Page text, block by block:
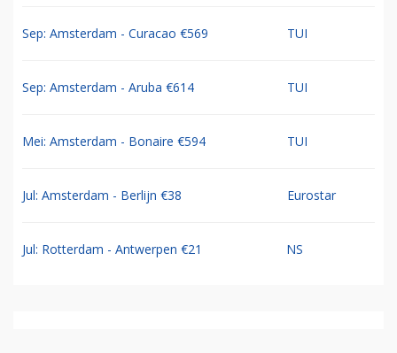
Sep: Amsterdam - Curacao €569 TUI
Sep: Amsterdam - Aruba €614 TUI
Mei: Amsterdam - Bonaire €594 TUI
Jul: Amsterdam - Berlijn €38 Eurostar
Jul: Rotterdam - Antwerpen €21 NS